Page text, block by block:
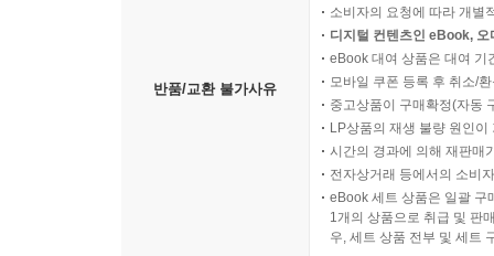
반품/교환 불가사유
소비자의 요청에 따라 개별
디지털 컨텐츠인 eBook,
eBook 대여 상품은 대여 기
모바일 쿠폰 등록 후 취소/
중고상품이 구매확정(자동
LP상품의 재생 불량 원인
시간의 경과에 의해 재판매
전자상거래 등에서의 소비
eBook 세트 상품은 일괄 구
1개의 상품으로 취급 및 판
우, 세트 상품 전부 및 세트